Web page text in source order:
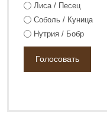
Лиса / Песец
Соболь / Куница
Нутрия / Бобр